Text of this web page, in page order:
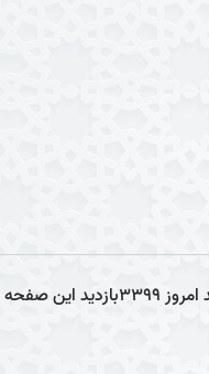
امروز3399بازدید این صفحه